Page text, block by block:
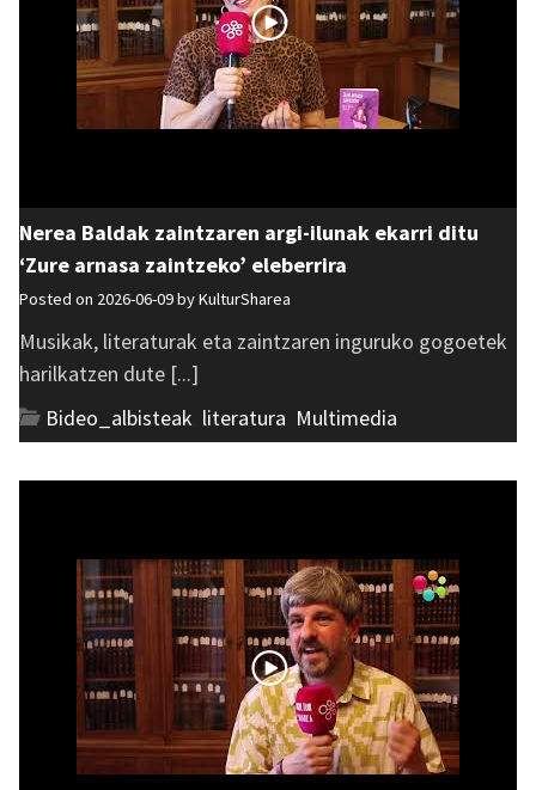
Nerea Baldak zaintzaren argi-ilunak ekarri ditu
‘Zure arnasa zaintzeko’ eleberrira
Posted on 2026-06-09 byKulturSharea
Musikak, literaturak eta zaintzaren inguruko gogoetek
harilkatzen dute [...]
Bideo_albisteak literatura Multimedia